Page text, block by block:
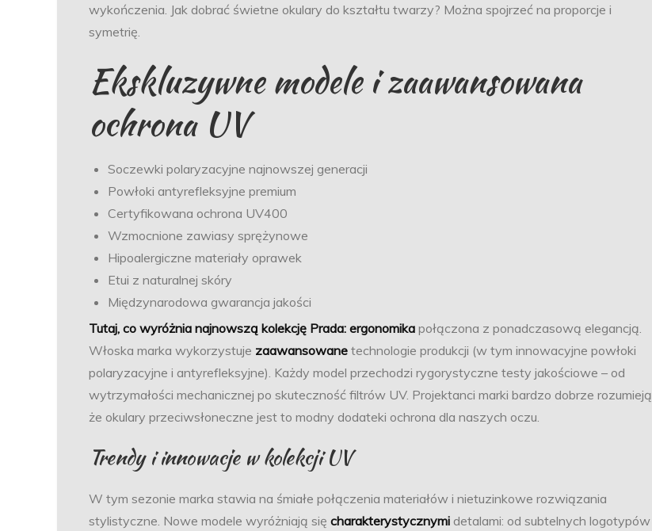
wykończenia. Jak dobrać świetne okulary do kształtu twarzy? Można spojrzeć na proporcje i
symetrię.
Ekskluzywne modele i zaawansowana
ochrona UV
Soczewki polaryzacyjne najnowszej generacji
Powłoki antyrefleksyjne premium
Certyfikowana ochrona UV400
Wzmocnione zawiasy sprężynowe
Hipoalergiczne materiały oprawek
Etui z naturalnej skóry
Międzynarodowa gwarancja jakości
Tutaj, co wyróżnia najnowszą kolekcję Prada: ergonomika połączona z ponadczasową elegancją.
Włoska marka wykorzystuje zaawansowane technologie produkcji (w tym innowacyjne powłoki
polaryzacyjne i antyrefleksyjne). Każdy model przechodzi rygorystyczne testy jakościowe – od
wytrzymałości mechanicznej po skuteczność filtrów UV. Projektanci marki bardzo dobrze rozumieją,
że okulary przeciwsłoneczne jest to modny dodateki ochrona dla naszych oczu.
Trendy i innowacje w kolekcji UV
W tym sezonie marka stawia na śmiałe połączenia materiałów i nietuzinkowe rozwiązania
stylistyczne. Nowe modele wyróżniają się charakterystycznymi detalami: od subtelnych logotypów